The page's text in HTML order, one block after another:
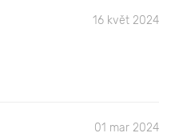
16 květ 2024
01 mar 2024